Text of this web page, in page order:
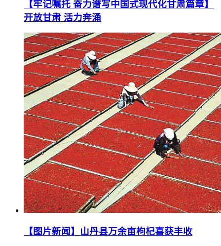
【牢记嘱托 奋力谱写中国式现代化甘肃篇章】
开放甘肃 活力奔涌
【图片新闻】山丹县万余亩枸杞喜获丰收